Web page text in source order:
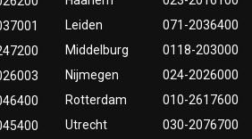
Leiden
071-2036400
Middelburg
0118-203000
Nijmegen
024-2026000
Rotterdam
010-2617600
Utrecht
030-2076700